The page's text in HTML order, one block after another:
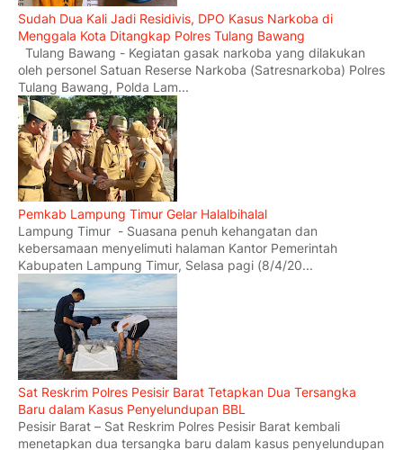
Sudah Dua Kali Jadi Residivis, DPO Kasus Narkoba di
Menggala Kota Ditangkap Polres Tulang Bawang
Tulang Bawang - Kegiatan gasak narkoba yang dilakukan
oleh personel Satuan Reserse Narkoba (Satresnarkoba) Polres
Tulang Bawang, Polda Lam...
Pemkab Lampung Timur Gelar Halalbihalal
Lampung Timur - Suasana penuh kehangatan dan
kebersamaan menyelimuti halaman Kantor Pemerintah
Kabupaten Lampung Timur, Selasa pagi (8/4/20...
Sat Reskrim Polres Pesisir Barat Tetapkan Dua Tersangka
Baru dalam Kasus Penyelundupan BBL
Pesisir Barat – Sat Reskrim Polres Pesisir Barat kembali
menetapkan dua tersangka baru dalam kasus penyelundupan